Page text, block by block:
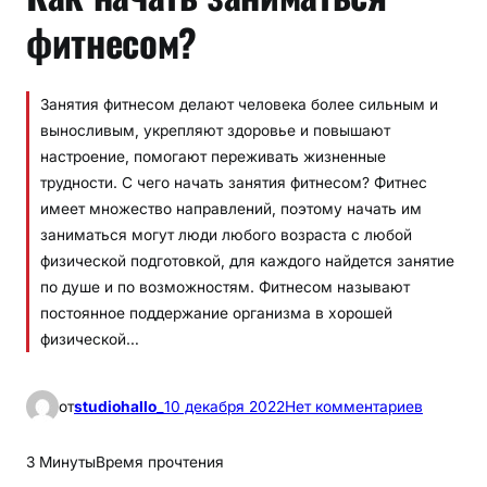
фитнесом?
Занятия фитнесом делают человека более сильным и
выносливым, укрепляют здоровье и повышают
настроение, помогают переживать жизненные
трудности. С чего начать занятия фитнесом? Фитнес
имеет множество направлений, поэтому начать им
заниматься могут люди любого возраста с любой
физической подготовкой, для каждого найдется занятие
по душе и по возможностям. Фитнесом называют
постоянное поддержание организма в хорошей
физической…
отstudiohallo_ 10 декабря 2022Нет комментариев
3 МинутыВремя прочтения